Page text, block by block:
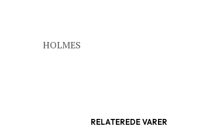
HOLMES
RELATEREDE VARER